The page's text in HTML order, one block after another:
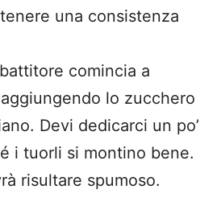
una consistenza
comincia a
lo zucchero
Devi dedicarci un po’
i tuorli si montino bene.
risultare spumoso.